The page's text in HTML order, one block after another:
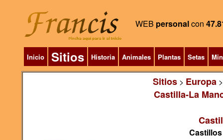
WEB personalcon
Inicio Sitios Historia Animales Plantas Setas
Sitios> Europa
Castilla-La